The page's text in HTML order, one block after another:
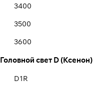
SVS
Valeo
3400
3500
3600
3700
3900
Головной свет D (Ксенон)
D1R